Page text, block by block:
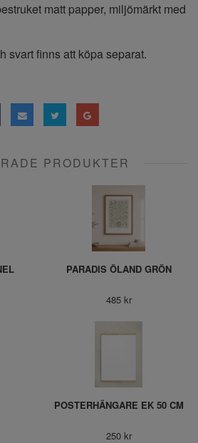
matt papper, miljömärkt med
svart finns att köpa separat.
PRODUKTER
PARADIS ÖLAND GRÖN
485 kr
POSTERHÄNGARE EK 50 CM
250 kr